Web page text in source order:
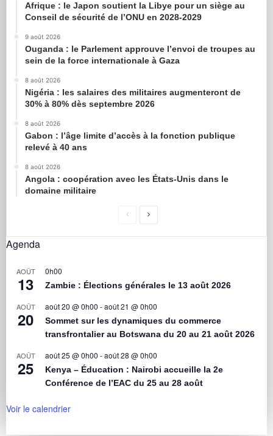
Afrique : le Japon soutient la Libye pour un siège au
Conseil de sécurité de l’ONU en 2028-2029
9 août 2026
Ouganda : le Parlement approuve l’envoi de troupes au
sein de la force internationale à Gaza
8 août 2026
Nigéria : les salaires des militaires augmenteront de
30% à 80% dès septembre 2026
8 août 2026
Gabon : l’âge limite d’accès à la fonction publique
relevé à 40 ans
8 août 2026
Angola : coopération avec les États-Unis dans le
domaine militaire
Agenda
AOÛT
13
0h00
Zambie : Élections générales le 13 août 2026
AOÛT
20
août 20 @ 0h00 -août 21 @ 0h00
Sommet sur les dynamiques du commerce
transfrontalier au Botswana du 20 au 21 août 2026
AOÛT
25
août 25 @ 0h00 -août 28 @ 0h00
Kenya – Éducation : Nairobi accueille la 2e
Conférence de l’EAC du 25 au 28 août
Voir le calendrier